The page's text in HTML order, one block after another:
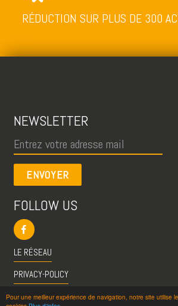
Pour une meilleur expérience de navigation, notre site utilise
RÉDUCTION SUR PLUS DE 300
NEWSLETTER
ENVOYER
FOLLOW US
LE RÉSEAU
PRIVACY-POLICY
CGU